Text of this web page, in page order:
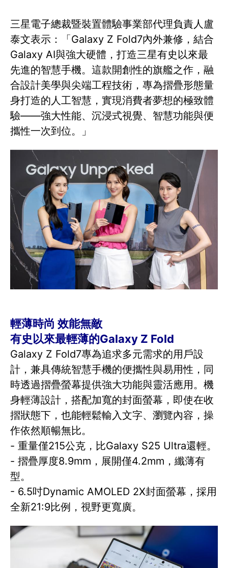
三星電子總裁暨裝置體驗事業部代理負責人盧
泰文表示：「Galaxy Z Fold7內外兼修，結合
Galaxy AI與強大硬體，打造三星有史以來最
先進的智慧手機。這款開創性的旗艦之作，融
合設計美學與尖端工程技術，專為摺疊形態量
身打造的人工智慧，實現消費者夢想的極致體
驗——強大性能、沉浸式視覺、智慧功能與便
攜性一次到位。」
輕薄時尚 效能無敵
有史以來最輕薄的Galaxy Z Fold
Galaxy Z Fold7專為追求多元需求的用戶設
計，兼具傳統智慧手機的便攜性與易用性，同
時透過摺疊螢幕提供強大功能與靈活應用。機
身輕薄設計，搭配加寬的封面螢幕，即使在收
摺狀態下，也能輕鬆輸入文字、瀏覽內容，操
作依然順暢無比。
- 重量僅215公克，比Galaxy S25 Ultra還輕。
- 摺疊厚度8.9mm，展開僅4.2mm，纖薄有
型。
- 6.5吋Dynamic AMOLED 2X封面螢幕，採用
全新21:9比例，視野更寬廣。